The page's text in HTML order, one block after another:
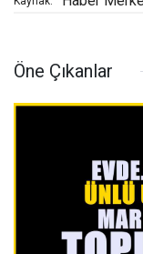
Öne Çıkanlar